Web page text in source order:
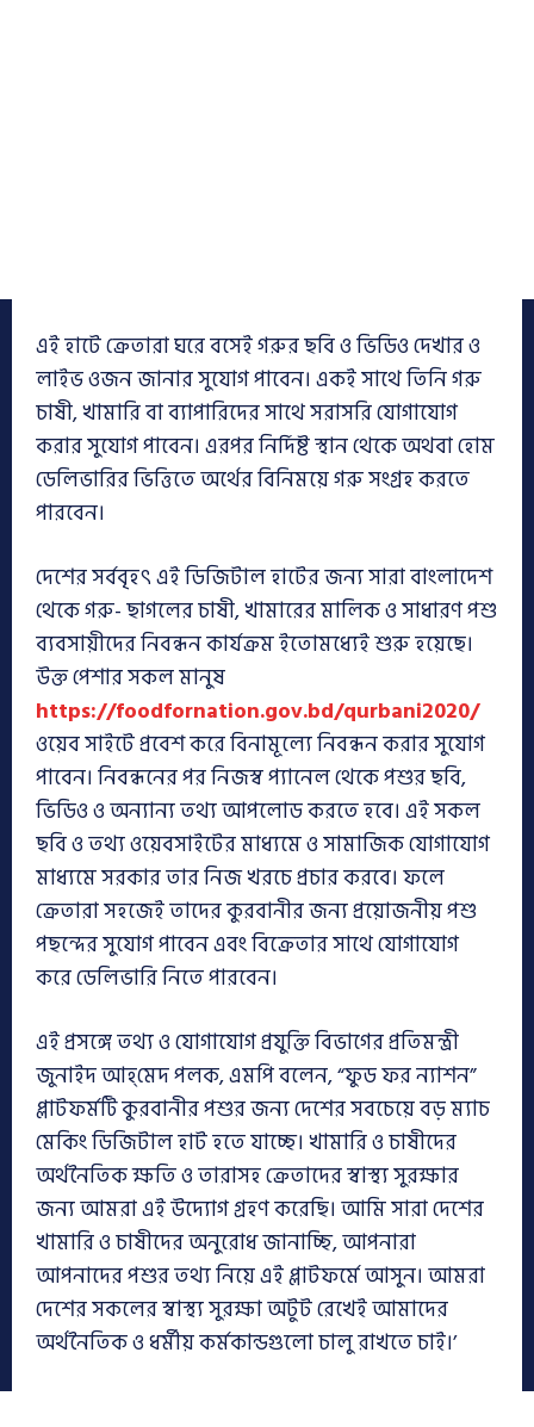
এই হাটে ক্রেতারা ঘরে বসেই গরুর ছবি ও ভিডিও দেখার ও
লাইভ ওজন জানার সুযোগ পাবেন। একই সাথে তিনি গরু
চাষী, খামারি বা ব্যাপারিদের সাথে সরাসরি যোগাযোগ
করার সুযোগ পাবেন। এরপর নির্দিষ্ট স্থান থেকে অথবা হোম
ডেলিভারির ভিত্তিতে অর্থের বিনিময়ে গরু সংগ্রহ করতে
পারবেন।
দেশের সর্ববৃহৎ এই ডিজিটাল হাটের জন্য সারা বাংলাদেশ
থেকে গরু- ছাগলের চাষী, খামারের মালিক ও সাধারণ পশু
ব্যবসায়ীদের নিবন্ধন কার্যক্রম ইতোমধ্যেই শুরু হয়েছে।
উক্ত পেশার সকল মানুষ
https://foodfornation.gov.bd/qurbani2020/
ওয়েব সাইটে প্রবেশ করে বিনামূল্যে নিবন্ধন করার সুযোগ
পাবেন। নিবন্ধনের পর নিজস্ব প্যানেল থেকে পশুর ছবি,
ভিডিও ও অন্যান্য তথ্য আপলোড করতে হবে। এই সকল
ছবি ও তথ্য ওয়েবসাইটের মাধ্যমে ও সামাজিক যোগাযোগ
মাধ্যমে সরকার তার নিজ খরচে প্রচার করবে। ফলে
ক্রেতারা সহজেই তাদের কুরবানীর জন্য প্রয়োজনীয় পশু
পছন্দের সুযোগ পাবেন এবং বিক্রেতার সাথে যোগাযোগ
করে ডেলিভারি নিতে পারবেন।
এই প্রসঙ্গে তথ্য ও যোগাযোগ প্রযুক্তি বিভাগের প্রতিমন্ত্রী
জুনাইদ আহ্‌মেদ পলক, এমপি বলেন, “ফুড ফর ন্যাশন”
প্লাটফর্মটি কুরবানীর পশুর জন্য দেশের সবচেয়ে বড় ম্যাচ
মেকিং ডিজিটাল হাট হতে যাচ্ছে। খামারি ও চাষীদের
অর্থনৈতিক ক্ষতি ও তারাসহ ক্রেতাদের স্বাস্থ্য সুরক্ষার
জন্য আমরা এই উদ্যোগ গ্রহণ করেছি। আমি সারা দেশের
খামারি ও চাষীদের অনুরোধ জানাচ্ছি, আপনারা
আপনাদের পশুর তথ্য নিয়ে এই প্লাটফর্মে আসুন। আমরা
দেশের সকলের স্বাস্থ্য সুরক্ষা অটুট রেখেই আমাদের
অর্থনৈতিক ও ধর্মীয় কর্মকান্ডগুলো চালু রাখতে চাই।’